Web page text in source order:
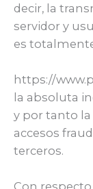
decir, la
servidor y
es
https://
la absoluta
y por tanto
accesos
terceros.
Con